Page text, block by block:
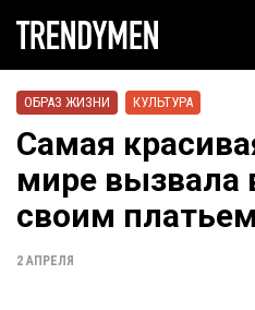
ОБРАЗ ЖИЗНИ КУЛЬТУРА
Самая
мире вызвала
своим платьем
2 АПРЕЛЯ